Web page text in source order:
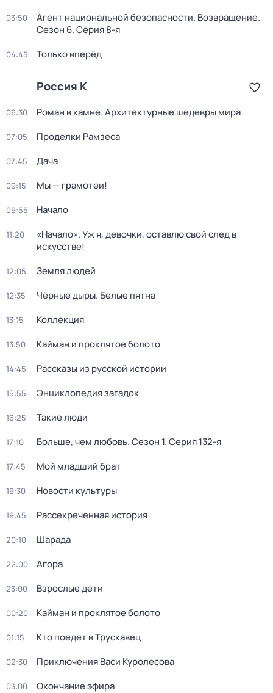
03:50 Агент национальной безопасности. Возвращение.
Сезон 6. Серия 8-я
04:45 Только вперёд
Россия К
06:30 Роман в камне. Архитектурные шедевры мира
07:05 Проделки Рамзеса
07:45 Дача
09:15 Мы — грамотеи!
09:55 Начало
11:20
«Начало». Уж я, девочки, оставлю свой след в
искусстве!
12:05 Земля людей
12:35 Чёрные дыры. Белые пятна
13:15 Коллекция
13:50 Кайман и проклятое болото
14:45 Рассказы из русской истории
15:55 Энциклопедия загадок
16:25 Такие люди
17:10 Больше, чем любовь. Сезон 1. Серия 132-я
17:45 Мой младший брат
19:30 Новости культуры
19:45 Рассекреченная история
20:10 Шарада
22:00 Агора
23:00 Взрослые дети
00:20 Кайман и проклятое болото
01:15 Кто поедет в Трускавец
02:30 Приключения Васи Куролесова
03:00 Окончание эфира